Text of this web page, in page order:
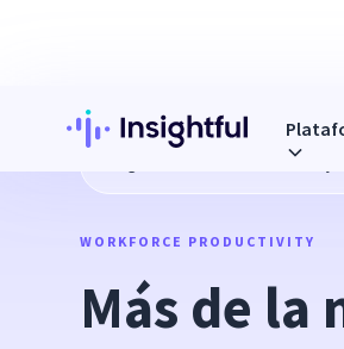
Más de la mitad de los
WORKFORCE PRODUCTIVITY
Más de la